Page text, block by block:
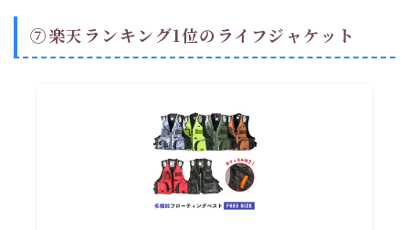
⑦楽天ランキング1位のライフジャケット